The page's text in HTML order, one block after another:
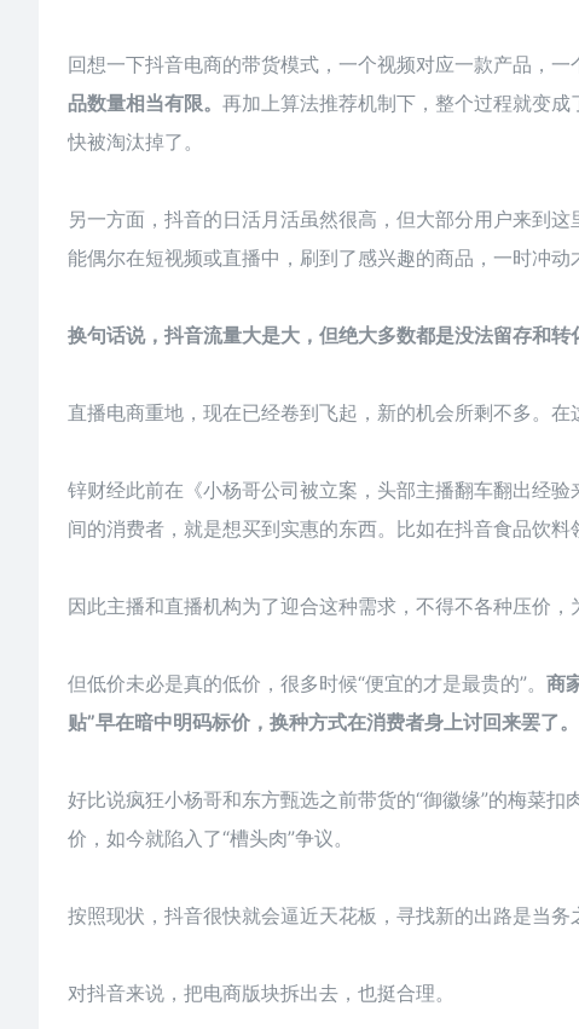
回想一下抖音电商的带货模式，一个视频对应一款产品，一
品数量相当有限。 再加上算法推荐机制下，整个过程就变
快被淘汰掉了。
另一方面，抖音的日活月活虽然很高，但大部分用户来到
能偶尔在短视频或直播中，刷到了感兴趣的商品，一时冲动
换句话说，抖音流量大是大，但绝大多数都是没法留存和转
直播电商重地，现在已经卷到飞起，新的机会所剩不多。
锌财经此前在《小杨哥公司被立案，头部主播翻车翻出经
间的消费者，就是想买到实惠的东西。比如在抖音食品饮料
因此主播和直播机构为了迎合这种需求，不得不各种压价，
但低价未必是真的低价，很多时候“便宜的才是最贵的”。 商
贴”早在暗中明码标价，换种方式在消费者身上讨回来罢了。
好比说疯狂小杨哥和东方甄选之前带货的“御徽缘”的梅菜
价，如今就陷入了“槽头肉”争议。
按照现状，抖音很快就会逼近天花板，寻找新的出路是当务
对抖音来说，把电商版块拆出去，也挺合理。